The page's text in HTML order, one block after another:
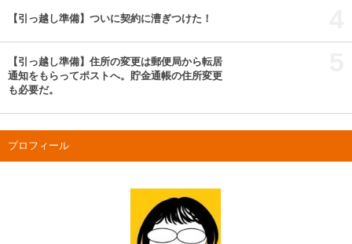
【引っ越し準備】ついに契約に漕ぎつけた！
【引っ越し準備】住所の変更は郵便局から転居
通知をもらってポストへ。貯金通帳の住所変更
も必要だ。
プロフィール